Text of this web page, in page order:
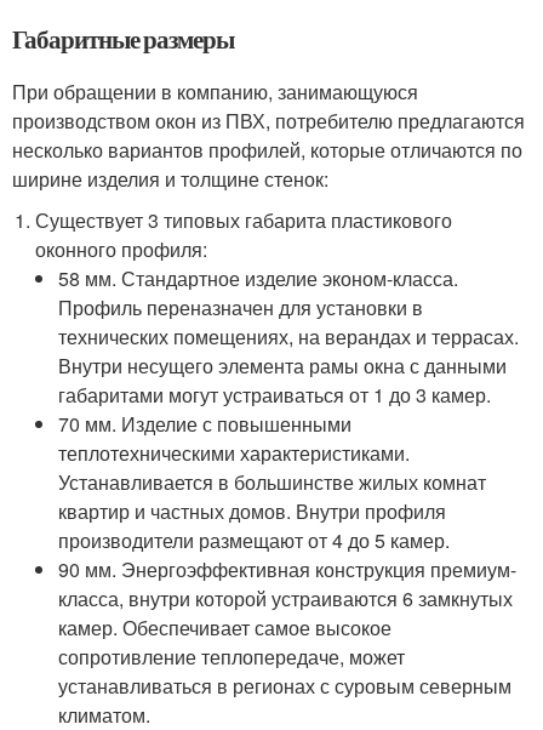
Габаритные размеры
При обращении в компанию, занимающуюся
производством окон из ПВХ, потребителю предлагаются
несколько вариантов профилей, которые отличаются по
ширине изделия и толщине стенок:
Существует 3 типовых габарита пластикового
оконного профиля:
58 мм. Стандартное изделие эконом-класса.
Профиль переназначен для установки в
технических помещениях, на верандах и террасах.
Внутри несущего элемента рамы окна с данными
габаритами могут устраиваться от 1 до 3 камер.
70 мм. Изделие с повышенными
теплотехническими характеристиками.
Устанавливается в большинстве жилых комнат
квартир и частных домов. Внутри профиля
производители размещают от 4 до 5 камер.
90 мм. Энергоэффективная конструкция премиум-
класса, внутри которой устраиваются 6 замкнутых
камер. Обеспечивает самое высокое
сопротивление теплопередаче, может
устанавливаться в регионах с суровым северным
климатом.